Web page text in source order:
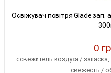
Освіжувач повітря Glade зап.
0
освежитель воздуха /
свежесть /